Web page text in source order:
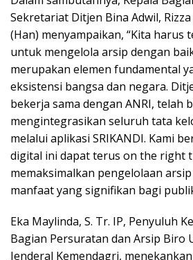
Sekretariat Ditjen Bina Adwil, Rizza
(Han) menyampaikan, “Kita harus
untuk mengelola arsip dengan
merupakan elemen fundamental
eksistensi bangsa dan negara.
bekerja sama dengan ANRI, telah
mengintegrasikan seluruh tata
melalui aplikasi SRIKANDI. Kami
digital ini dapat terus on the right
memaksimalkan pengelolaan
manfaat yang signifikan bagi
Eka Maylinda, S. Tr. IP, Penyuluh
Bagian Persuratan dan Arsip Biro
Jenderal Kemendagri,